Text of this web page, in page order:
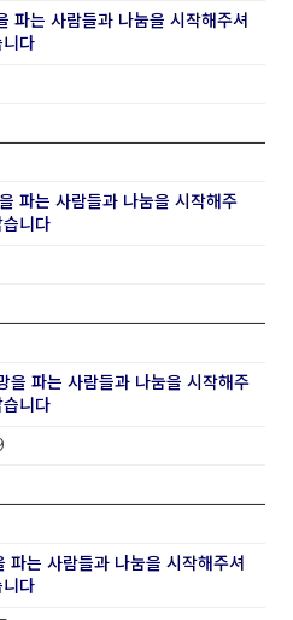
파는 사람들과 나눔을 시작해주셔
다
파는 사람들과 나눔을 시작해주
니다
을 파는 사람들과 나눔을 시작해주
니다
파는 사람들과 나눔을 시작해주셔
다